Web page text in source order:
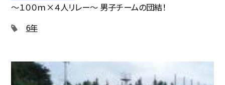
〜１００ｍ×４人リレー〜 男子チームの団結！
6年